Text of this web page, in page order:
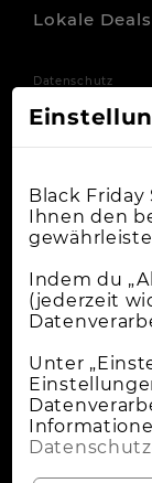
Lokale Deals
Datenschutz
Black Friday
Ihnen den
Indem du
(jederzeit
Unter